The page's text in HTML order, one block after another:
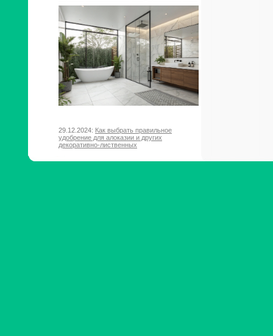
29.12.2024: Как выбрать правильное
удобрение для алоказии и других
декоративно-лиственных